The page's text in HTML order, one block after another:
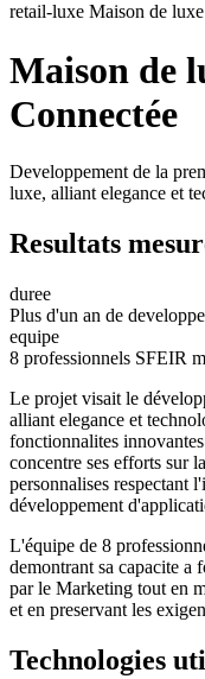
retail-luxe Maison de luxe
Maison de
Connectée
Developpement de la
luxe, alliant elegance et
Resultats
duree
Plus d'un an de
equipe
8 professionnels SFEIR
Le projet visait le
alliant elegance et
fonctionnalites
concentre ses efforts sur
personnalises respectant
développement
L'équipe de 8
demontrant sa capacite
par le Marketing tout en
et en preservant les
Technologies